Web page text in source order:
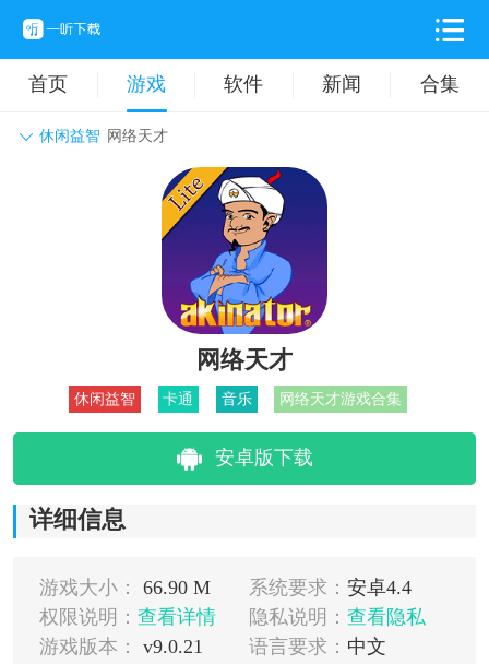
首页 游戏 软件 新闻 合集
休闲益智 网络天才
动作格斗 休闲益智
卡牌对战 音乐舞蹈
挂机养成
网络天才
休闲益智 卡通 音乐 网络天才游戏合集
安卓版下载
详细信息
游戏大小： 66.90 M 系统要求： 安卓4.4
权限说明： 查看详情 隐私说明： 查看隐私
游戏版本：
v9.0.21 语言要求： 中文